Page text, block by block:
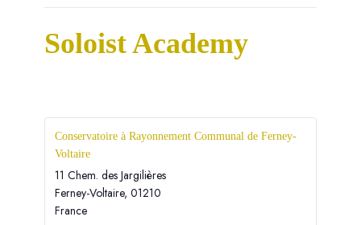
Soloist Academy
Conservatoire à Rayonnement Communal de Ferney-
Voltaire
11 Chem. des Jargilières
Ferney-Voltaire, 01210
France